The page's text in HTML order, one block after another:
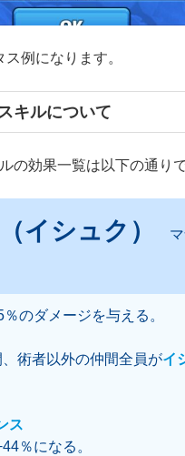
例になります。
キルについて
の効果一覧は以下の通りで
イシュク）
マ
％のダメージを与える。
、術者以外の仲間全員がイ
ス
％になる。